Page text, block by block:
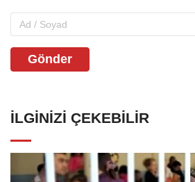
Gönder
İLGINIZI ÇEKEBILIR